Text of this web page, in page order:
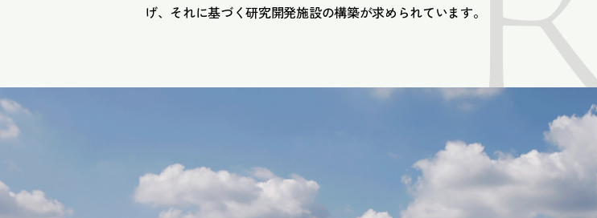
げ、それに基づく研究開発施設の構築が求められています。